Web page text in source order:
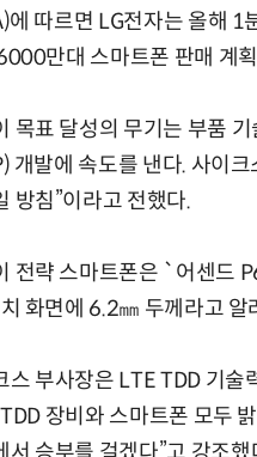
에 따르면 LG전자는 올해
만대 스마트폰 판매 계
목표 달성의 무기는 부품
개발에 속도를 낸다. 사이
방침”이라고 전했다.
전략 스마트폰은 `어센드
화면에 6.2㎜ 두께라고
스 부사장은 LTE TDD 기술
장비와 스마트폰 모두